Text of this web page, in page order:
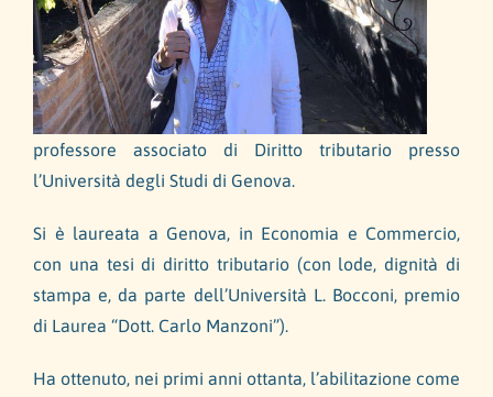
professore associato di Diritto tributario presso
l’Università degli Studi di Genova.
Si è laureata a Genova, in Economia e Commercio,
con una tesi di diritto tributario (con lode, dignità di
stampa e, da parte dell’Università L. Bocconi, premio
di Laurea “Dott. Carlo Manzoni”).
Ha ottenuto, nei primi anni ottanta, l’abilitazione come